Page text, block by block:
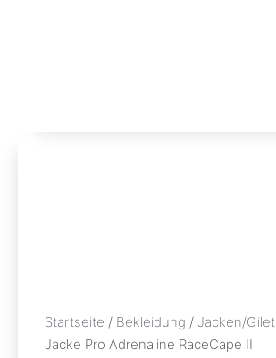
Startseite / Bekleidung / Jacken/Gilet
Jacke Pro Adrenaline RaceCape II